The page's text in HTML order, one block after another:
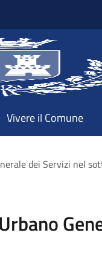
Vivere il Comune
dei Servizi nel